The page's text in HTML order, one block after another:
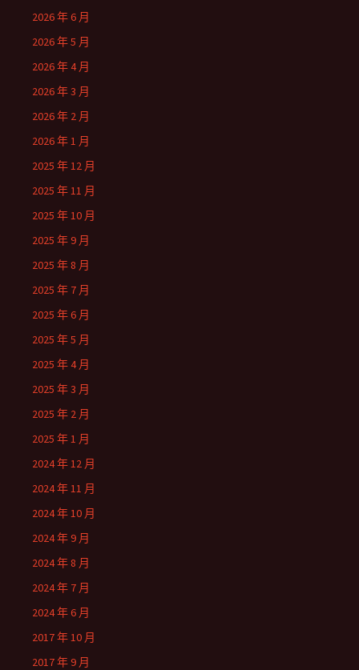
2026 年 6 月
2026 年 5 月
2026 年 4 月
2026 年 3 月
2026 年 2 月
2026 年 1 月
2025 年 12 月
2025 年 11 月
2025 年 10 月
2025 年 9 月
2025 年 8 月
2025 年 7 月
2025 年 6 月
2025 年 5 月
2025 年 4 月
2025 年 3 月
2025 年 2 月
2025 年 1 月
2024 年 12 月
2024 年 11 月
2024 年 10 月
2024 年 9 月
2024 年 8 月
2024 年 7 月
2024 年 6 月
2017 年 10 月
2017 年 9 月